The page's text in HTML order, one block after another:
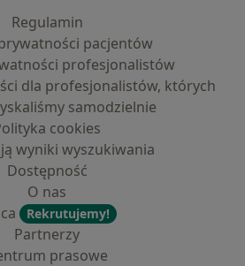
Regulamin
pacjentów
profesjonalistów
dla profesjonalistów, których
samodzielnie
cookies
wyniki wyszukiwania
Dostępność
O nas
Rekrutujemy!
Partnerzy
prasowe